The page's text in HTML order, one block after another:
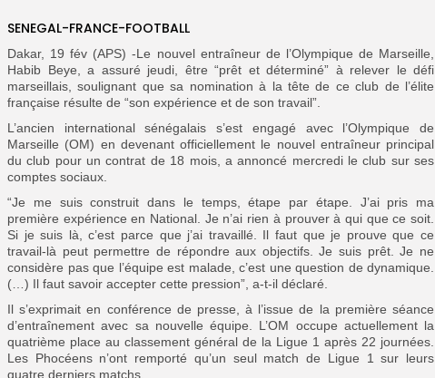
SENEGAL-FRANCE-FOOTBALL
Dakar, 19 fév (APS) -Le nouvel entraîneur de l’Olympique de Marseille,
Habib Beye, a assuré jeudi, être “prêt et déterminé” à relever le défi
marseillais, soulignant que sa nomination à la tête de ce club de l’élite
française résulte de “son expérience et de son travail”.
L’ancien international sénégalais s’est engagé avec l’Olympique de
Marseille (OM) en devenant officiellement le nouvel entraîneur principal
du club pour un contrat de 18 mois, a annoncé mercredi le club sur ses
comptes sociaux.
“Je me suis construit dans le temps, étape par étape. J’ai pris ma
première expérience en National. Je n’ai rien à prouver à qui que ce soit.
Si je suis là, c’est parce que j’ai travaillé. Il faut que je prouve que ce
travail-là peut permettre de répondre aux objectifs. Je suis prêt. Je ne
considère pas que l’équipe est malade, c’est une question de dynamique.
(…) Il faut savoir accepter cette pression”, a-t-il déclaré.
Il s’exprimait en conférence de presse, à l’issue de la première séance
d’entraînement avec sa nouvelle équipe. L’OM occupe actuellement la
quatrième place au classement général de la Ligue 1 après 22 journées.
Les Phocéens n’ont remporté qu’un seul match de Ligue 1 sur leurs
quatre derniers matchs.